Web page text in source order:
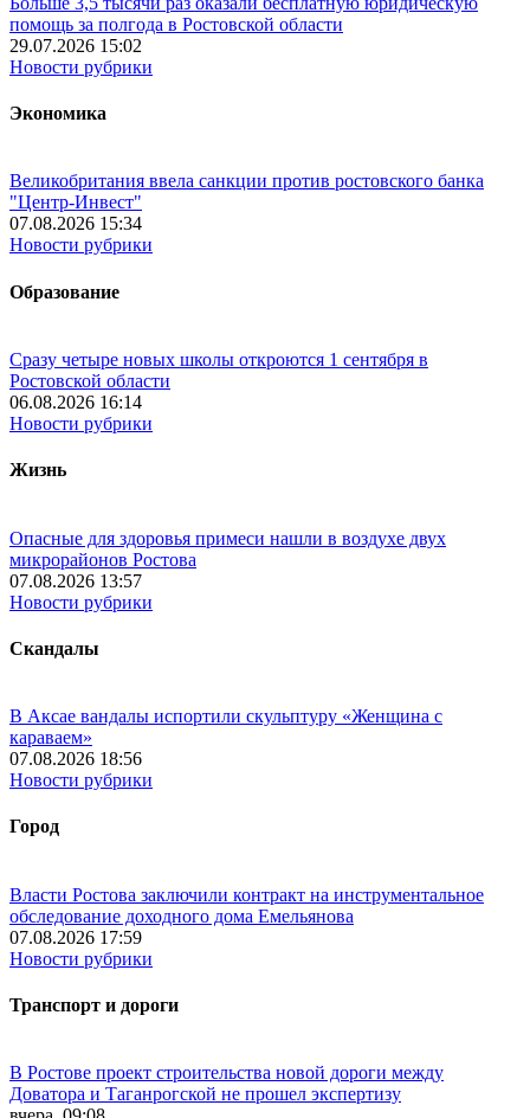
помощь за полгода в Ростовской области
29.07.2026 15:02
Новости рубрики
Экономика
Великобритания ввела санкции против ростовского банка
"Центр-Инвест"
07.08.2026 15:34
Новости рубрики
Образование
Сразу четыре новых школы откроются 1 сентября в
Ростовской области
06.08.2026 16:14
Новости рубрики
Жизнь
Опасные для здоровья примеси нашли в воздухе двух
микрорайонов Ростова
07.08.2026 13:57
Новости рубрики
Скандалы
В Аксае вандалы испортили скульптуру «Женщина с
караваем»
07.08.2026 18:56
Новости рубрики
Город
Власти Ростова заключили контракт на инструментальное
обследование доходного дома Емельянова
07.08.2026 17:59
Новости рубрики
Транспорт и дороги
В Ростове проект строительства новой дороги между
Доватора и Таганрогской не прошел экспертизу